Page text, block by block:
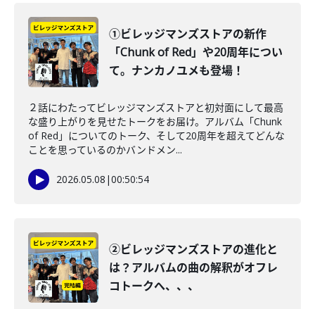
①ビレッジマンズストアの新作
「Chunk of Red」や20周年につい
て。ナンカノユメも登場！
２話にわたってビレッジマンズストアと初対面にして最高
な盛り上がりを見せたトークをお届け。アルバム「Chunk
of Red」についてのトーク、そして20周年を超えてどんな
ことを思っているのかバンドメン...
2026.05.08 |00:50:54
②ビレッジマンズストアの進化と
は？アルバムの曲の解釈がオフレ
コトークへ、、、